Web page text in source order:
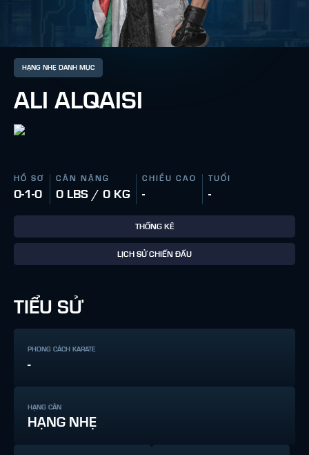
HẠNG NHẸ DANH MỤC
ALI ALQAISI
HỒ SƠ
0-1-0
CÂN NẶNG
0 LBS / 0 KG
CHIỀU CAO
-
TUỔI
-
THỐNG KÊ
LỊCH SỬ CHIẾN ĐẤU
TIỂU SỬ
PHONG CÁCH KARATE
-
HẠNG CÂN
HẠNG NHẸ